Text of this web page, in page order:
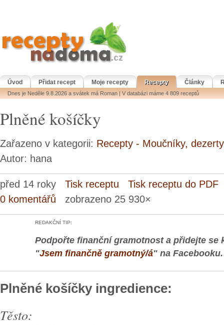
Úvod Přidat recept Moje recepty Recepty Články
Dnes je Neděle 9.8.2026 a svátek má Roman | V databázi máme 4 809 receptů
Plněné košíčky
Zařazeno v kategorii: Recepty - Moučníky, dezerty
Autor: hana
před 14 roky Tisk receptu
Tisk receptu do PDF
0 komentářů zobrazeno 25 930×
REDAKČNÍ TIP:
Podpořte finanční gramotnost a přidejte se
"Jsem finančně gramotný/á" na Facebooku.
Plněné košíčky ingredience:
Těsto: